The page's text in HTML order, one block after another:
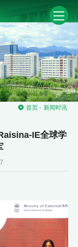
首页 - 新闻时讯
IE全球学